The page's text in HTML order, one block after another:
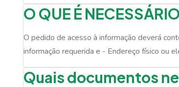
O QUE É
O pedido de acesso à informação deverá
informação requerida e - Endereço físico ou
Quais documentos